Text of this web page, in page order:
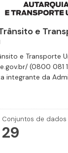
e
e Transporte
(0800 081
integrante da
Conjuntos de dados
29